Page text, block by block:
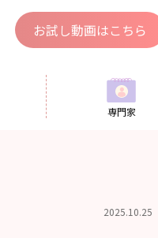
お試し動画はこちら
専門家
2025.10.25